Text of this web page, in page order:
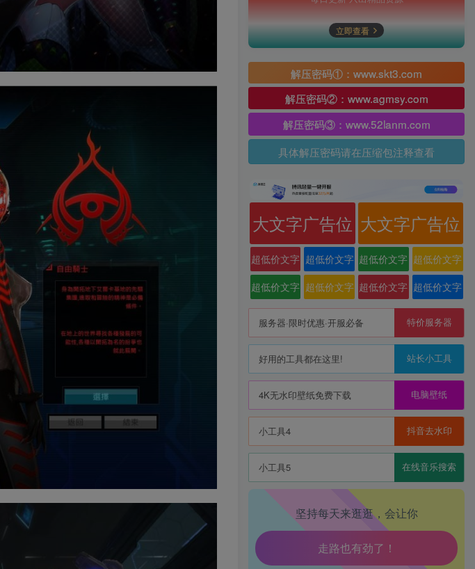
立即查看
解压密码①：www.skt3.com
解压密码②：www.agmsy.com
解压密码③：www.52lanm.com
具体解压密码请在压缩包注释查看
大文字广告位 大文字广告位
超低价文字
广告位
超低价文字
广告位
超低价文字
广告位
超低价文字
广告位
超低价文字
广告位
超低价文字
广告位
超低价文字
广告位
超低价文字
广告位
服务器·限时优惠·开服必备 特价服务器
好用的工具都在这里! 站长小工具
4K无水印壁纸免费下载 电脑壁纸
小工具4 抖音去水印
小工具5 在线音乐搜索
坚持每天来逛逛，会让你
生活也美好了！
心情也舒畅了！
走路也有劲了！
腿也不痛了！
腰也不酸了！
工作也轻松了！